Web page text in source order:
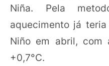
Niña. Pela
aquecimento já
Niño em abril, com
+0,7°C.